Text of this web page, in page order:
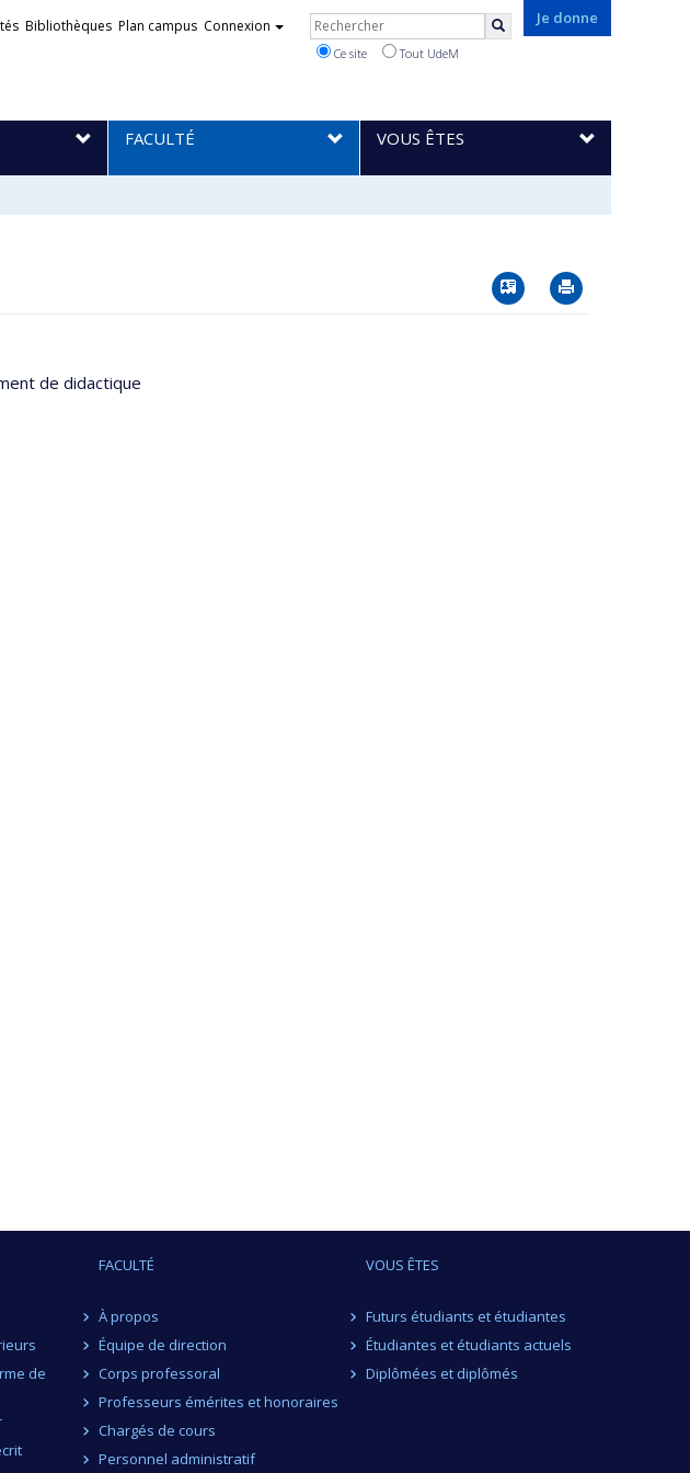
Je donne
Bibliothèques Plan campus Connexion Rechercher
Ce site Tout UdeM
FACULTÉ VOUS ÊTES
Vcard
de didactique
de
FACULTÉ
À propos
Équipe de direction
Corps professoral
Professeurs émérites et honoraires
Chargés de cours
Personnel administratif
VOUS ÊTES
Futurs étudiants et étudiantes
Étudiantes et étudiants actuels
Diplômées et diplômés